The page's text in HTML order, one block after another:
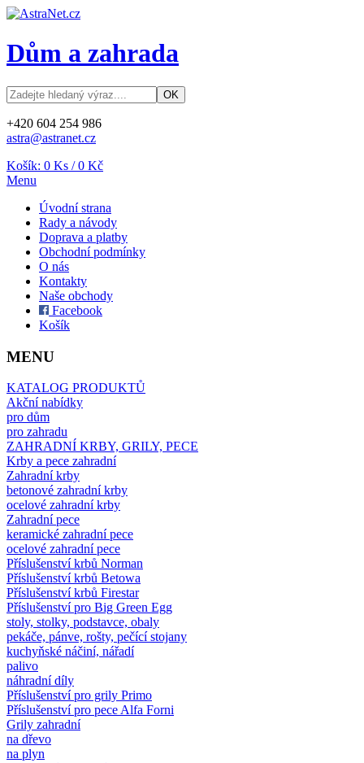
Dům a zahrada
+420 604 254 986
astra@astranet.cz
Košík: 0 Ks /0 Kč
Menu
Úvodní strana
Rady a návody
Doprava a platby
Obchodní podmínky
O nás
Kontakty
Naše obchody
Facebook
Košík
MENU
KATALOG PRODUKTŮ
Akční nabídky
pro dům
pro zahradu
ZAHRADNÍ KRBY, GRILY, PECE
Krby a pece zahradní
Zahradní krby
betonové zahradní krby
ocelové zahradní krby
Zahradní pece
keramické zahradní pece
ocelové zahradní pece
Příslušenství krbů Norman
Příslušenství krbů Betowa
Příslušenství krbů Firestar
Příslušenství pro Big Green Egg
stoly, stolky, podstavce, obaly
pekáče, pánve, rošty, pečící stojany
kuchyňské náčiní, nářadí
palivo
náhradní díly
Příslušenství pro grily Primo
Příslušenství pro pece Alfa Forni
Grily zahradní
na dřevo
na plyn